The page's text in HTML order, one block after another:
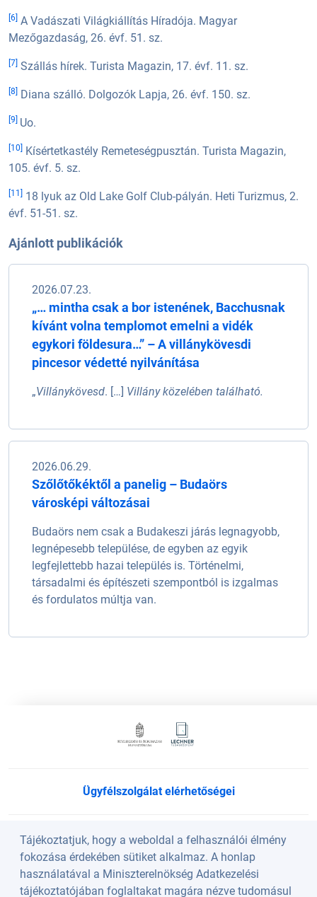
[6] A Vadászati Világkiállítás Híradója. Magyar
Mezőgazdaság, 26. évf. 51. sz.
[7] Szállás hírek. Turista Magazin, 17. évf. 11. sz.
[8] Diana szálló. Dolgozók Lapja, 26. évf. 150. sz.
[9] Uo.
[10] Kísértetkastély Remeteségpusztán. Turista Magazin,
105. évf. 5. sz.
[11] 18 lyuk az Old Lake Golf Club-pályán. Heti Turizmus, 2.
évf. 51-51. sz.
Tájékoztatjuk, hogy a weboldal a felhasználói élmény
fokozása érdekében sütiket alkalmaz. A honlap
használatával a Miniszterelnökség Adatkezelési
tájékoztatójában foglaltakat magára nézve tudomásul
Ajánlott publikációk
2026.07.23.
„… mintha csak a bor istenének, Bacchusnak
kívánt volna templomot emelni a vidék
egykori földesura…” – A villánykövesdi
pincesor védetté nyilvánítása
„Villánykövesd. […] Villány közelében található.
2026.06.29.
Szőlőtőkéktől a panelig – Budaörs
városképi változásai
Budaörs nem csak a Budakeszi járás legnagyobb,
legnépesebb települése, de egyben az egyik
legfejlettebb hazai település is. Történelmi,
társadalmi és építészeti szempontból is izgalmas
és fordulatos múltja van.
Ügyfélszolgálat elérhetőségei
Süti beállítások
Köszöntő